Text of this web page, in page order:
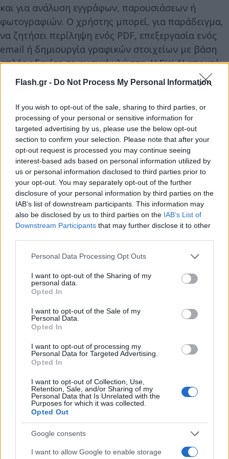
Flash.gr - Do Not Process My Personal Information
If you wish to opt-out of the sale, sharing to third parties, or
processing of your personal or sensitive information for
targeted advertising by us, please use the below opt-out
section to confirm your selection. Please note that after your
opt-out request is processed you may continue seeing
interest-based ads based on personal information utilized by
us or personal information disclosed to third parties prior to
your opt-out. You may separately opt-out of the further
disclosure of your personal information by third parties on the
IAB’s list of downstream participants. This information may
also be disclosed by us to third parties on the IAB’s List of
Downstream Participants that may further disclose it to other
Please note that this website/app uses one or more Google
not limited to your visit or usage behaviour. You may click to
grant or deny consent to Google and its third-party tags to
use your data for below specified purposes in below Google
consent section.
Personal Data Processing Opt Outs
I want to opt-out of the Sharing of my
personal data.
Opted In
I want to opt-out of the Sale of my
Personal Data.
Opted In
I want to opt-out of processing my
Personal Data for Targeted Advertising.
Opted In
I want to opt-out of Collection, Use,
Retention, Sale, and/or Sharing of my
Personal Data that Is Unrelated with the
Purposes for which it was collected.
Opted Out
Google consents
I want to allow Google to enable storage
και για ανάλυση εγγράφων, παρουσιάσεων ή
φωτογραφιών. Ο χρήστης μπορεί, για παράδειγμα,
να ζητήσει περίληψη ενός PDF, επεξεργασία ενός
email ή δημιουργία γραφικών στοιχείων με βάση
απλές οδηγίες σε φυσική γλώσσα. Η Siri AI αποκτά
επίσης τη δυνατότητα να «βλέπει» τι υπάρχει στην
οθόνη και να εκτελεί ενέργειες πάνω σε αυτό το
περιεχόμενο, όπως να οργανώσει φωτογραφίες, να
γεμίσει φόρμες ή να αυτοματοποιήσει εργασίες
μέσα από τα Shortcuts.
Apple Intelligence σε εφαρμογές και υπηρεσίες
Το Apple Intelligence επεκτείνεται σε βασικές
εφαρμογές, όπως Safari, Messages, Passwords,
Calendar και Home, με στόχο πιο έξυπνη και
πρακτική εμπειρία στην καθημερινότητα. Στο
Safari αναλαμβάνει την ομαδοποίηση καρτελών
και τη δημιουργία επεκτάσεων βάσει περιγραφών
του χρήστη. Στην εφαρμογή Passwords
αναγνωρίζει αδύναμους ή παραβιασμένους
Messages και Mail βοηθά με έξυπνες προτάσεις
απαντήσεων και ανακεφαλαίωση μακροσκελών
συζητήσεων. Στο Calendar, τέλος, θα μπορεί να
υποστηρίζει φυσική γλώσσα για δημιουργία και
επεξεργασία συμβάντων.
Νέα εργαλεία εικόνας και ανανεωμένο design
Η Apple ενισχύει και τα εργαλεία δημιουργίας
νέων δυνατοτήτων επεξεργασίας φωτογραφιών. Οι
χρήστες μπορούν να δημιουργούν